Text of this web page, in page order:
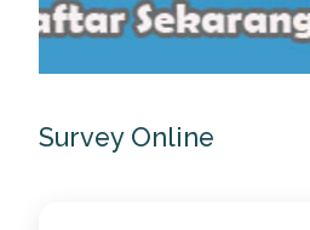
Survey Online